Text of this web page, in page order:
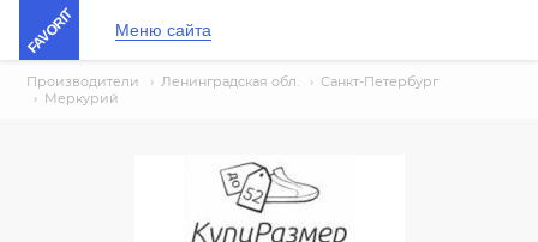
FAVORIT Меню сайта
Производители › Ленинградская обл. › Санкт-Петербург
› Меркурий